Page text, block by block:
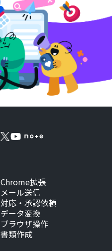
Chrome拡張
メール送信
対応・承認依頼
データ変換
ブラウザ操作
書類作成